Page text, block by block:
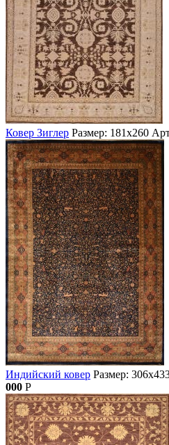
Ковер Зиглер Размер: 181х260
Индийский ковер Размер:
000 Р